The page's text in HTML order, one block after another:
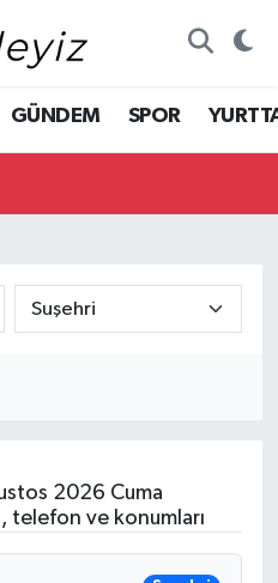
GÜNDEM SPOR
2026 Cuma
telefon ve konumları